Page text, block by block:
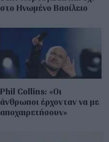
στο Ηνωμένο Βασίλειο
Phil Collins: «Οι
άνθρωποι έρχονταν να με
αποχαιρετήσουν»